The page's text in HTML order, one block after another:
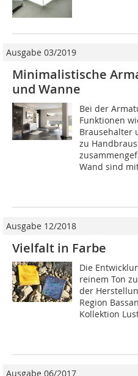
Ausgabe 03/2019
Minimalistische
und Wanne
Bei der
Funktionen
Brausehalter
zu
Wand sind
Ausgabe 12/2018
Vielfalt in Farbe
Die
reinem Ton
der
Region
Kollektion
Ausgabe 06/2017